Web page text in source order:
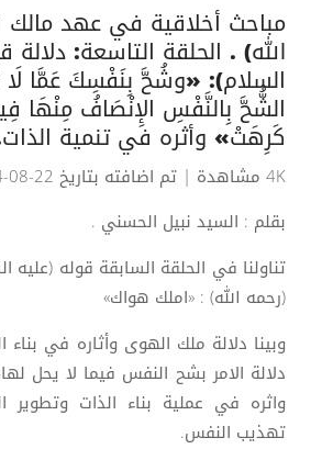
مباحث أخلاقية في عهد مالك
الله) . الحلقة التاسعة: دلالة
السلام): «وشُحَّ بِنَفْسِكَ عَمَّا
الشُّحَّ بِالنَّفْسِ الإِنْصَافُ مِنْهَا
كَرِهَتْ» وأثره في تنمية
4K مشاهدة
| تم اضافته بتاريخ 22-08-2024
بقلم : السيد نبيل الحسني .
تناولنا في الحلقة السابقة قوله (عليه
(رحمه الله) : «املك هواك»
وبينا دلالة ملك الهوى وأثاره في بناء
دلالة الامر بشح النفس فيما لا يحل
واثره في عملية بناء الذات وتطوير
تهذيب النفس.